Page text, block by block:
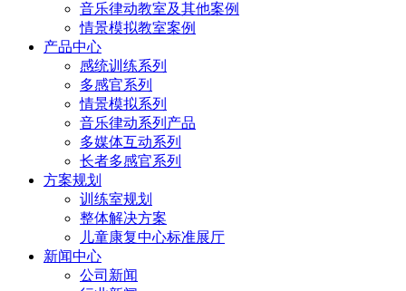
音乐律动教室及其他案例
情景模拟教室案例
产品中心
感统训练系列
多感官系列
情景模拟系列
音乐律动系列产品
多媒体互动系列
长者多感官系列
方案规划
训练室规划
整体解决方案
儿童康复中心标准展厅
新闻中心
公司新闻